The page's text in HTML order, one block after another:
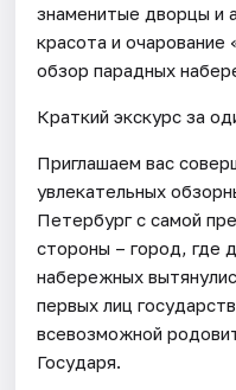
знаменитые дворцы и
красота и очарование
обзор парадных
Краткий экскурс за
Приглашаем вас
увлекательных
Петербург с самой
стороны – город, где
набережных
первых лиц
всевозможной
Государя.